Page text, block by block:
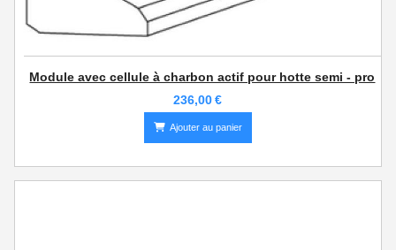
Module avec cellule à charbon actif pour hotte semi - pro
236,00€
Ajouter au panier